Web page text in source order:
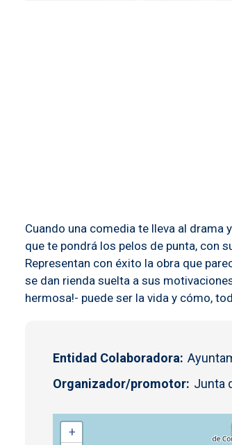
Cuando una comedia te lleva al drama
que te pondrá los pelos de punta, con
Representan con éxito la obra que
se dan rienda suelta a sus
hermosa!- puede ser la vida y cómo,
Entidad Colaboradora
Organizador/promotor Junta
+